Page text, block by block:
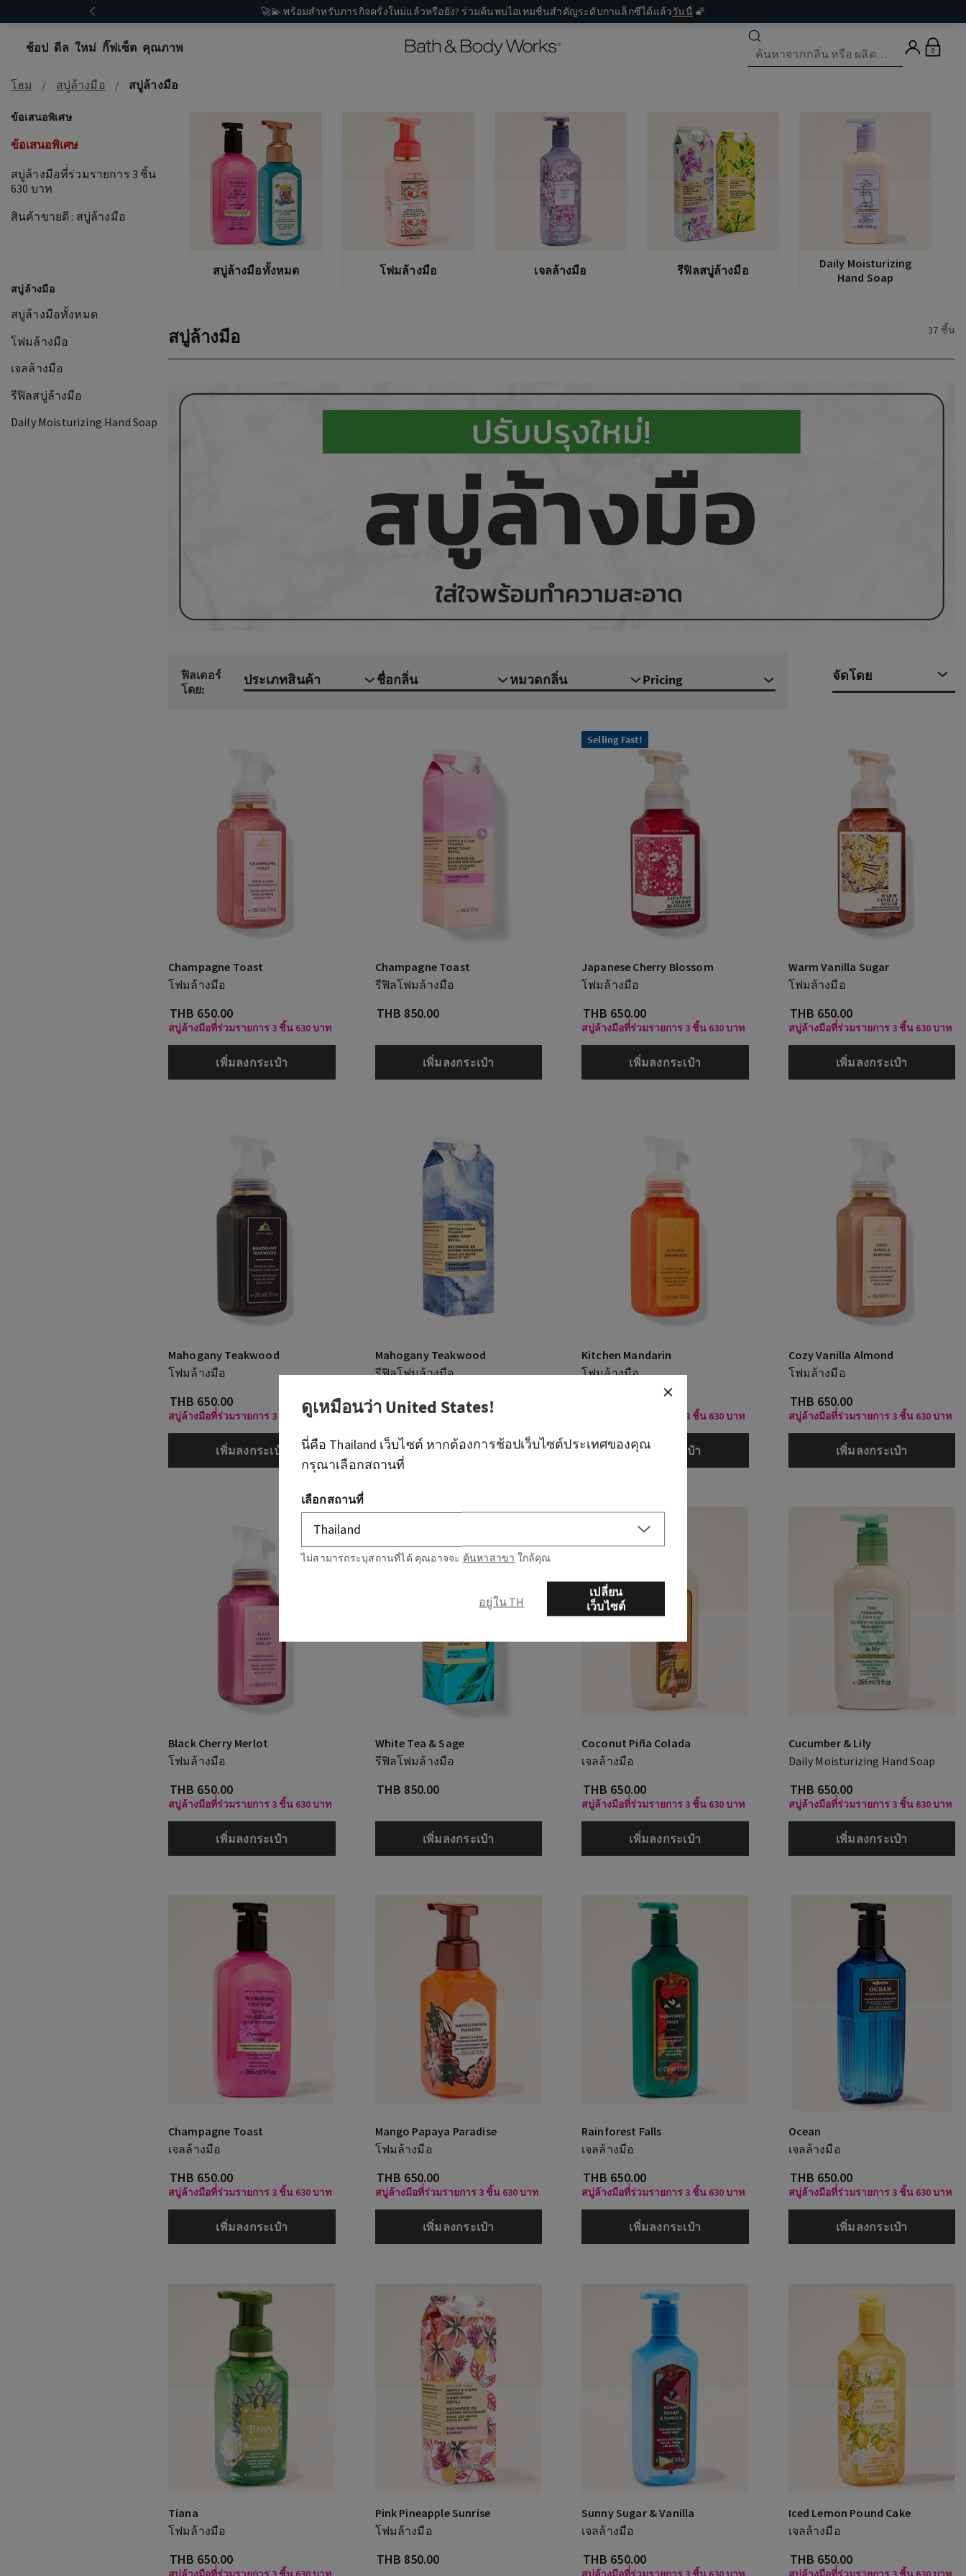
🚀💫 พร้อมสำหรับภารกิจครั้งใหม่แล้วหรือยัง? ร่วมค้นพบไอเทมชิ้นสำคัญระดับกาแล็กซีได้แล้ววันนี้ 🌠
ช้อป ดีล ใหม่ กิ๊ฟเซ็ต คุณภาพ 0
โฮม สบู่ล้างมือ สบู่ล้างมือ
ข้อเสนอพิเศษ
ข้อเสนอพิเศษ
สบู่ล้างมือที่่ร่วมรายการ 3 ชิ้น
630 บาท
สินค้าขายดี : สบู่ล้างมือ
สบู่ล้างมือ
สบู่ล้างมือทั้งหมด
โฟมล้างมือ
เจลล้างมือ
รีฟิลสบู่ล้างมือ
Daily Moisturizing Hand Soap
สบู่ล้างมือทั้งหมด โฟมล้างมือ เจลล้างมือ รีฟิลสบู่ล้างมือ
Daily Moisturizing
Hand Soap
สบู่ล้างมือ 37 ชิ้น
ฟิลเตอร์
โดย:
ประเภทสินค้า ชื่อกลิ่น หมวดกลิ่น Pricing
Champagne Toast
โฟมล้างมือ
THB 650.00
สบู่ล้างมือที่่ร่วมรายการ 3 ชิ้น 630 บาท
เพิ่มลงกระเป๋า
Champagne Toast
รีฟิลโฟมล้างมือ
THB 850.00
เพิ่มลงกระเป๋า
Selling Fast!
Japanese Cherry Blossom
โฟมล้างมือ
THB 650.00
สบู่ล้างมือที่่ร่วมรายการ 3 ชิ้น 630 บาท
เพิ่มลงกระเป๋า
Warm Vanilla Sugar
โฟมล้างมือ
THB 650.00
สบู่ล้างมือที่่ร่วมรายการ 3 ชิ้น 630 บาท
เพิ่มลงกระเป๋า
Mahogany Teakwood
โฟมล้างมือ
THB 650.00
สบู่ล้างมือที่่ร่วมรายการ 3 ชิ้น 630 บาท
เพิ่มลงกระเป๋า
Mahogany Teakwood
รีฟิลโฟมล้างมือ
THB 850.00
เพิ่มลงกระเป๋า
Kitchen Mandarin
โฟมล้างมือ
สบู่ล้างมือที่่ร่วมรายการ 3 ชิ้น 630 บาท
เพิ่มลงกระเป๋า
Cozy Vanilla Almond
โฟมล้างมือ
THB 650.00
สบู่ล้างมือที่่ร่วมรายการ 3 ชิ้น 630 บาท
เพิ่มลงกระเป๋า
Black Cherry Merlot
โฟมล้างมือ
THB 650.00
สบู่ล้างมือที่่ร่วมรายการ 3 ชิ้น 630 บาท
เพิ่มลงกระเป๋า
White Tea & Sage
รีฟิลโฟมล้างมือ
THB 850.00
เพิ่มลงกระเป๋า
Coconut Piña Colada
เจลล้างมือ
THB 650.00
สบู่ล้างมือที่่ร่วมรายการ 3 ชิ้น 630 บาท
เพิ่มลงกระเป๋า
Cucumber & Lily
Daily Moisturizing Hand Soap
THB 650.00
สบู่ล้างมือที่่ร่วมรายการ 3 ชิ้น 630 บาท
เพิ่มลงกระเป๋า
Champagne Toast
เจลล้างมือ
THB 650.00
สบู่ล้างมือที่่ร่วมรายการ 3 ชิ้น 630 บาท
เพิ่มลงกระเป๋า
Mango Papaya Paradise
โฟมล้างมือ
THB 650.00
สบู่ล้างมือที่่ร่วมรายการ 3 ชิ้น 630 บาท
เพิ่มลงกระเป๋า
Rainforest Falls
เจลล้างมือ
THB 650.00
สบู่ล้างมือที่่ร่วมรายการ 3 ชิ้น 630 บาท
เพิ่มลงกระเป๋า
Ocean
เจลล้างมือ
THB 650.00
สบู่ล้างมือที่่ร่วมรายการ 3 ชิ้น 630 บาท
เพิ่มลงกระเป๋า
Tiana
โฟมล้างมือ
THB 650.00
Pink Pineapple Sunrise
โฟมล้างมือ
THB 850.00
Sunny Sugar & Vanilla
เจลล้างมือ
THB 650.00
Iced Lemon Pound Cake
เจลล้างมือ
THB 650.00
ดูเหมือนว่าUnited States!
นี่คือ Thailand เว็บไซต์ หากต้องการช้อปเว็บไซต์ประเทศของคุณ
กรุณาเลือกสถานที่
เลือกสถานที่
ไม่สามารถระบุสถานที่ได้ คุณอาจจะ ค้นหาสาขา ใกล้คุณ
อยู่ใน TH
เปลี่ยน
เว็บไซต์